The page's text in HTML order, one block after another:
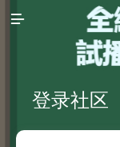

登录社区